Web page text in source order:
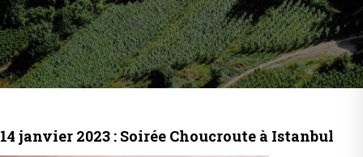
14 janvier 2023 : Soirée Choucroute à Istanbul